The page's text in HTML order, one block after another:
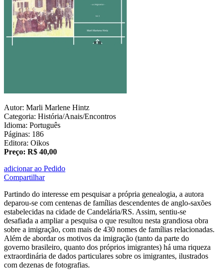
Autor: Marli Marlene Hintz
Categoria: História/Anais/Encontros
Idioma: Português
Páginas: 186
Editora: Oikos
Preço: R$ 40,00
adicionar ao Pedido
Compartilhar
Partindo do interesse em pesquisar a própria genealogia, a autora
deparou-se com centenas de famílias descendentes de anglo-saxões
estabelecidas na cidade de Candelária/RS. Assim, sentiu-se
desafiada a ampliar a pesquisa o que resultou nesta grandiosa obra
sobre a imigração, com mais de 430 nomes de famílias relacionadas.
Além de abordar os motivos da imigração (tanto da parte do
governo brasileiro, quanto dos próprios imigrantes) há uma riqueza
extraordinária de dados particulares sobre os imigrantes, ilustrados
com dezenas de fotografias.